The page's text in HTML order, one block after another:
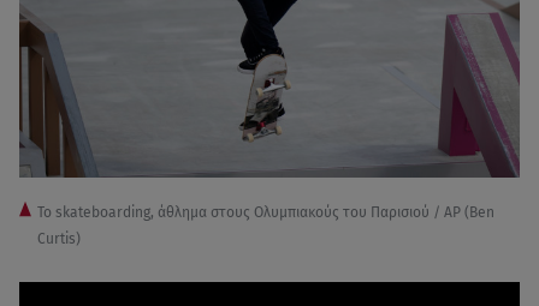
Το skateboarding, άθλημα στους Ολυμπιακούς του Παρισιού / AP (Ben
Curtis)